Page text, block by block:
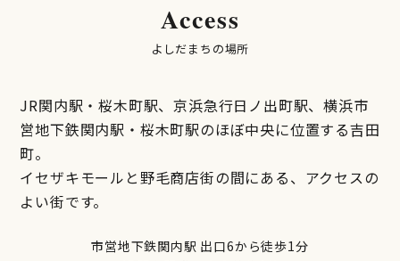
Access
よしだまちの場所
JR関内駅・桜木町駅、京浜急行日ノ出町駅、横浜市
営地下鉄関内駅・桜木町駅のほぼ中央に位置する吉田
町。
イセザキモールと野毛商店街の間にある、アクセスの
よい街です。
市営地下鉄関内駅 出口6から徒歩1分